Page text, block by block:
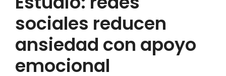
sociales reducen
ansiedad con apoyo
emocional